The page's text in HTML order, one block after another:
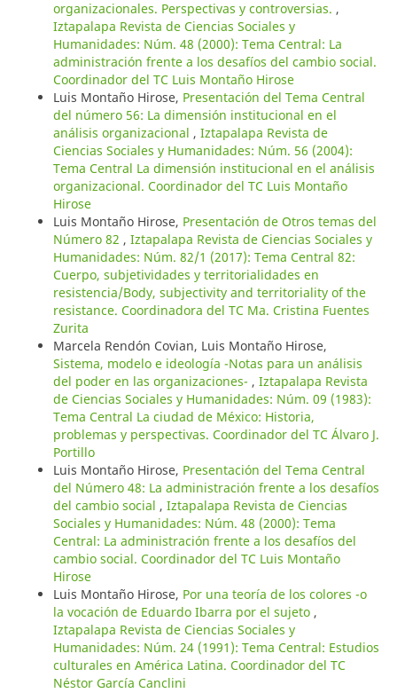
organizacionales. Perspectivas y controversias. ,
Iztapalapa Revista de Ciencias Sociales y
Humanidades: Núm. 48 (2000): Tema Central: La
administración frente a los desafíos del cambio social.
Coordinador del TC Luis Montaño Hirose
Luis Montaño Hirose, Presentación del Tema Central
del número 56: La dimensión institucional en el
análisis organizacional , Iztapalapa Revista de
Ciencias Sociales y Humanidades: Núm. 56 (2004):
Tema Central La dimensión institucional en el análisis
organizacional. Coordinador del TC Luis Montaño
Hirose
Luis Montaño Hirose, Presentación de Otros temas del
Número 82 , Iztapalapa Revista de Ciencias Sociales y
Humanidades: Núm. 82/1 (2017): Tema Central 82:
Cuerpo, subjetividades y territorialidades en
resistencia/Body, subjectivity and territoriality of the
resistance. Coordinadora del TC Ma. Cristina Fuentes
Zurita
Marcela Rendón Covian, Luis Montaño Hirose,
Sistema, modelo e ideología -Notas para un análisis
del poder en las organizaciones- , Iztapalapa Revista
de Ciencias Sociales y Humanidades: Núm. 09 (1983):
Tema Central La ciudad de México: Historia,
problemas y perspectivas. Coordinador del TC Álvaro J.
Portillo
Luis Montaño Hirose, Presentación del Tema Central
del Número 48: La administración frente a los desafíos
del cambio social , Iztapalapa Revista de Ciencias
Sociales y Humanidades: Núm. 48 (2000): Tema
Central: La administración frente a los desafíos del
cambio social. Coordinador del TC Luis Montaño
Hirose
Luis Montaño Hirose, Por una teoría de los colores -o
la vocación de Eduardo Ibarra por el sujeto ,
Iztapalapa Revista de Ciencias Sociales y
Humanidades: Núm. 24 (1991): Tema Central: Estudios
culturales en América Latina. Coordinador del TC
Néstor García Canclini